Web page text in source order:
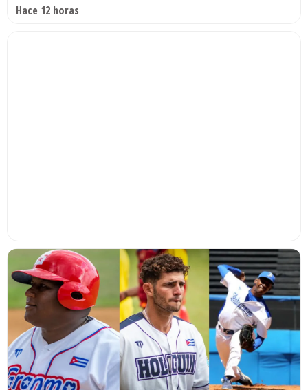
Hace 12 horas